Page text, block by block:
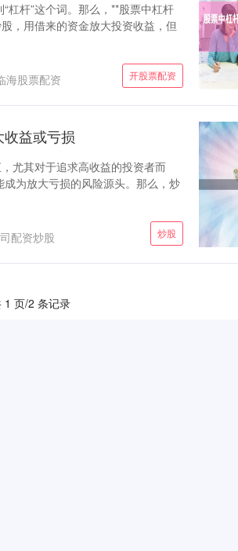
杠杆”这个词。那么，**股票中杠杆
，用借来的资金放大投资收益，但
开股票配资
海股票配资
益或亏损
尤其对于追求高收益的投资者而
为放大亏损的风险源头。那么，炒
炒股
配资炒股
1 页/2 条记录